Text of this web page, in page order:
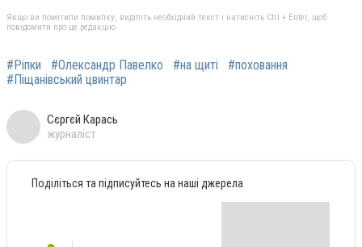
Якщо ви помітили помилку, виділіть необхідний текст і натисніть Ctrl + Enter, щоб
повідомити про це редакцію
#Ріпки #Олександр Павелко #на щиті
#поховання
#Піщанівський цвинтар
Сєргєй Карась
журналіст
Поділіться та підписуйтесь на наші джерела